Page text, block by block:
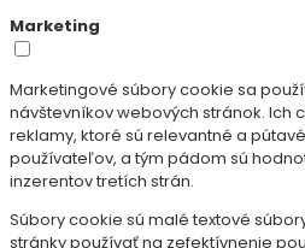
Marketing
Marketingové súbory cookie sa
návštevníkov webových stránok. Ich
reklamy, ktoré sú relevantné a
používateľov, a tým pádom sú
inzerentov tretích strán.
Súbory cookie sú malé textové
stránky používať na zefektívnenie